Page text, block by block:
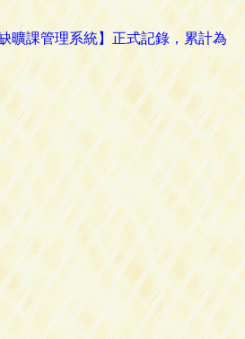
曠課管理系統】正式記錄，累計為